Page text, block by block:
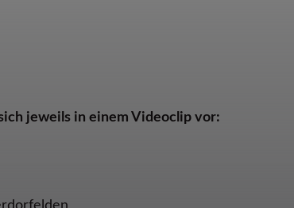
jeweils in einem Videoclip vor: